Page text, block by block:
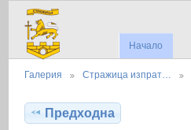
Начало
Галерия Стражица изпрат…
Предходна